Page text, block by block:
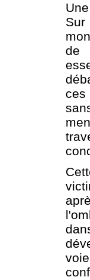
Sur
de
ces